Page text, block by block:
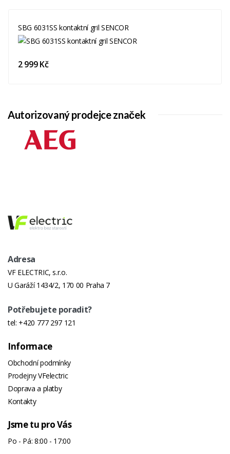
SBG 6031SS kontaktní gril SENCOR
2 999 Kč
Autorizovaný prodejce značek
Adresa
VF ELECTRIC, s.r.o.
U Garáží 1434/2, 170 00 Praha 7
Potřebujete poradit?
tel: +420 777 297 121
Informace
Obchodní podmínky
Prodejny VFelectric
Doprava a platby
Kontakty
Jsme tu pro Vás
Po - Pá: 8:00 - 17:00